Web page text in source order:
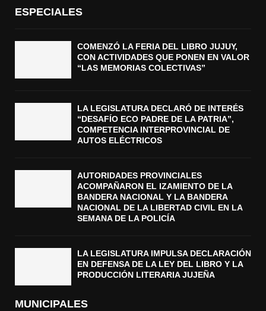
ESPECIALES
COMENZÓ LA FERIA DEL LIBRO JUJUY,
CON ACTIVIDADES QUE PONEN EN VALOR
“LAS MEMORIAS COLECTIVAS”
LA LEGISLATURA DECLARÓ DE INTERÉS
“DESAFÍO ECO PADRE DE LA PATRIA”,
COMPETENCIA INTERPROVINCIAL DE
AUTOS ELÉCTRICOS
AUTORIDADES PROVINCIALES
ACOMPAÑARON EL IZAMIENTO DE LA
BANDERA NACIONAL Y LA BANDERA
NACIONAL DE LA LIBERTAD CIVIL EN LA
SEMANA DE LA POLICÍA
LA LEGISLATURA IMPULSA DECLARACIÓN
EN DEFENSA DE LA LEY DEL LIBRO Y LA
PRODUCCIÓN LITERARIA JUJEÑA
MUNICIPALES